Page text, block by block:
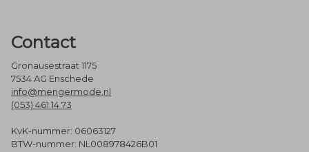
Contact
Gronausestraat 1175
7534 AG Enschede
info@mengermode.nl
(053) 461 14 73
KvK-nummer: 06063127
BTW-nummer: NL008978426B01